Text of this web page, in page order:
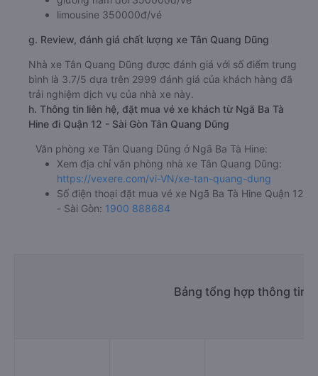
limousine 350000đ/vé
g. Review, đánh giá chất lượng xe Tân Quang Dũng
Nhà xe Tân Quang Dũng được đánh giá với số điểm trung
bình là 3.7/5 dựa trên 2999 đánh giá của khách hàng đã
trải nghiệm dịch vụ của nhà xe này.
h. Thông tin liên hệ, đặt mua vé xe khách từ Ngã Ba Tà
Hine đi Quận 12 - Sài Gòn Tân Quang Dũng
Văn phòng xe Tân Quang Dũng ở Ngã Ba Tà Hine:
Xem địa chỉ văn phòng nhà xe Tân Quang Dũng:
https://vexere.com/vi-VN/xe-tan-quang-dung
Số điện thoại đặt mua vé xe Ngã Ba Tà Hine Quận 12
- Sài Gòn: 1900 888684
Bảng tổng hợp thông tin